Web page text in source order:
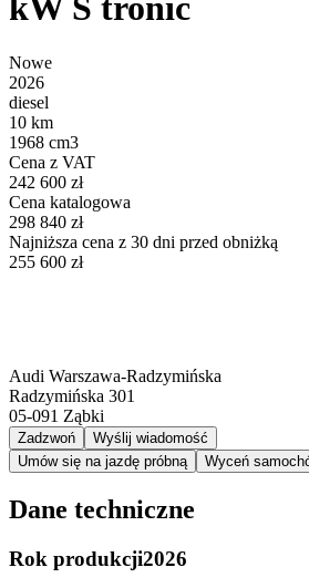
kW S tronic
Nowe
2026
diesel
10 km
1968 cm3
Cena z VAT
242 600 zł
Cena katalogowa
298 840 zł
Najniższa cena z 30 dni przed obniżką
255 600 zł
Audi Warszawa-Radzymińska
Radzymińska 301
05-091 Ząbki
Zadzwoń
Wyślij wiadomość
Umów się na jazdę próbną
Wyceń
Dane techniczne
Rok produkcji2026